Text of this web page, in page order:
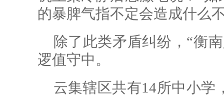
的暴脾气指不定会造成什
除了此类矛盾纠纷，“衡
逻值守中。
云集辖区共有14所中小学